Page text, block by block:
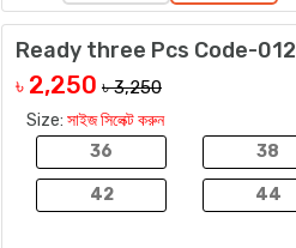
Ready three Pcs Code-012
৳ 2,250 ৳ 3,250
Size: সাইজ সিলেক্ট করুন
36
38
42 44